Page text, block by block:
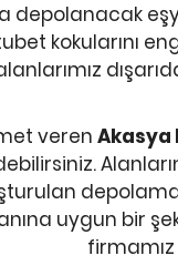
depolanacak
kokularını
veren Akasya
uygun bir